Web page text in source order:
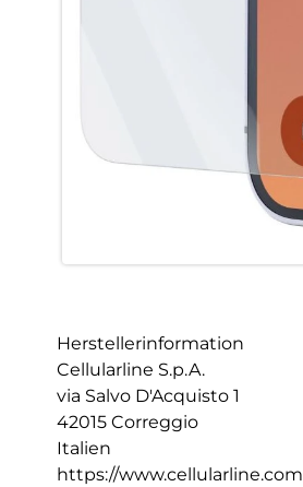
Herstellerinformation
Cellularline S.p.A.
via Salvo D'Acquisto 1
42015 Correggio
Italien
https://www.cellularline.com